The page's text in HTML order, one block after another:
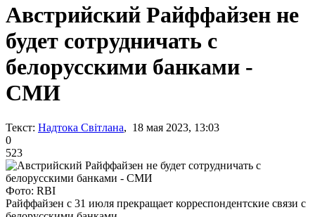
Австрийский Райффайзен не
будет сотрудничать с
белорусскими банками -
СМИ
Текст: Надтока Світлана, 18 мая 2023, 13:03
0
523
Фото: RBI
Райффайзен с 31 июля прекращает корреспондентские связи с